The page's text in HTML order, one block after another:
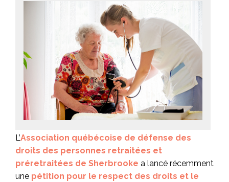
L’Association québécoise de défense des
droits des personnes retraitées et
préretraitées de Sherbrooke a lancé récemment
une pétition pour le respect des droits et le